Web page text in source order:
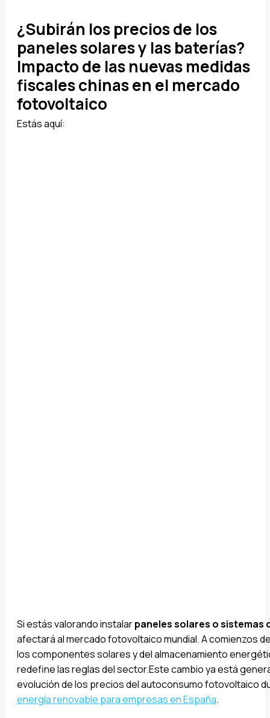
¿Subirán los precios de los
paneles solares y las baterías?
Impacto de las nuevas medidas
fiscales chinas en el mercado
fotovoltaico
Estás aquí:
Si estás valorando instalarpaneles solares o sistemas
afectará al mercado fotovoltaico mundial. A comienzos
los componentes solares y del almacenamiento
redefine las reglas del sector.Este cambio ya está
evolución de los precios del autoconsumo fotovoltaico
energía renovable para empresas en España.